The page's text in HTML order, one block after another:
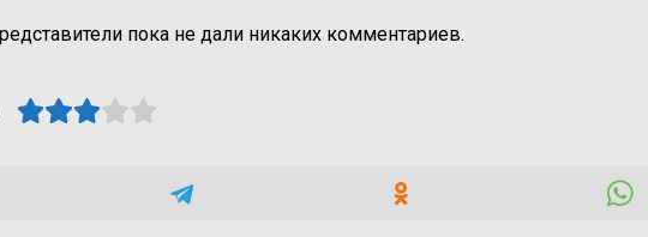
пока не дали никаких комментариев.